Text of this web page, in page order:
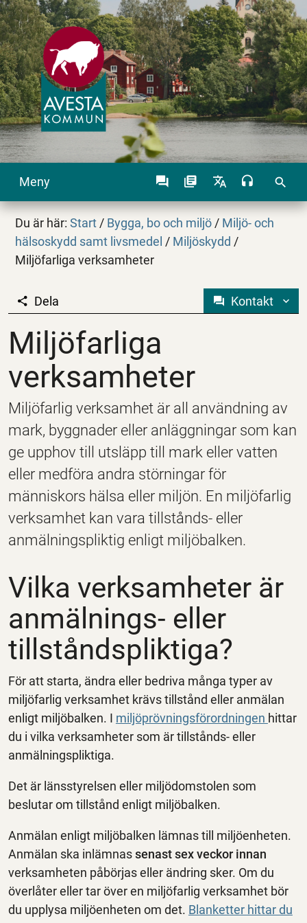
Meny search
Du är här:Start / Bygga, bo och miljö / Miljö- och
hälsoskydd samt livsmedel / Miljöskydd /
Miljöfarliga verksamheter
Miljöfarliga
Dela Kontakt
Miljöfarliga
verksamheter
Miljöfarlig verksamhet är all användning av
mark, byggnader eller anläggningar som kan
ge upphov till utsläpp till mark eller vatten
eller medföra andra störningar för
människors hälsa eller miljön. En miljöfarlig
verksamhet kan vara tillstånds- eller
anmälningspliktig enligt miljöbalken.
Vilka verksamheter är
anmälnings- eller
tillståndspliktiga?
För att starta, ändra eller bedriva många typer av
miljöfarlig verksamhet krävs tillstånd eller anmälan
enligt miljöbalken. I miljöprövningsförordningen hittar
du i vilka verksamheter som är tillstånds- eller
anmälningspliktiga.
Det är länsstyrelsen eller miljödomstolen som
beslutar om tillstånd enligt miljöbalken.
Anmälan enligt miljöbalken lämnas till miljöenheten.
Anmälan ska inlämnassenast sex veckor innan
verksamheten påbörjas eller ändring sker. Om du
överlåter eller tar över en miljöfarlig verksamhet bör
du upplysa miljöenheten om det. Blanketter hittar du